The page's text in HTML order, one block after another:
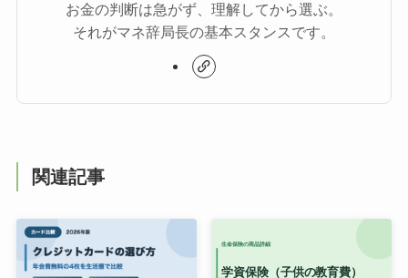
お金の判断は急がず、理解してから選ぶ。
それがマネ辞局長の基本スタンスです。
関連記事